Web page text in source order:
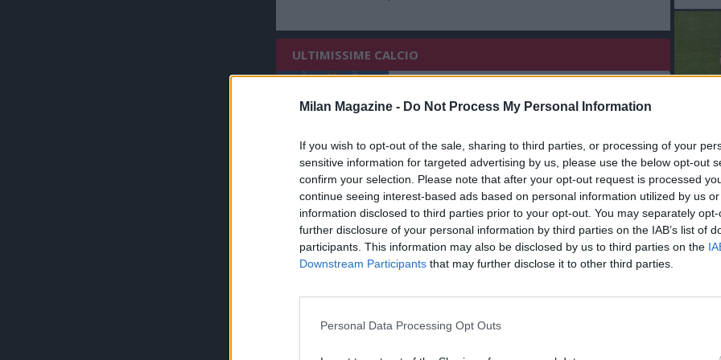
Milan Magazine - Do Not Process My Personal Information
If you wish to opt-out of the sale, sharing to third parties, or processing of your
sensitive information for targeted advertising by us, please use the below opt-out
confirm your selection. Please note that after your opt-out request is processed
continue seeing interest-based ads based on personal information utilized by us
information disclosed to third parties prior to your opt-out. You may separately
further disclosure of your personal information by third parties on the IAB’s list of
participants. This information may also be disclosed by us to third parties on the
Downstream Participants that may further disclose it to other third parties.
Personal Data Processing Opt Outs
ULTIMISSIME CALCIO
contro il Chelsea: in gol Joao Pedro e
08.08 15:26 - IL PARERE - Canovi:
"Scudetto? Inter favorita, subito dopo
Napoli e Como, il Milan una
scommessa"
08.08 13:42 - AMICHEVOLE - Chelsea-
Milan, ecco le formazioni ufficiali
sembra più vicino alla permanenza
del